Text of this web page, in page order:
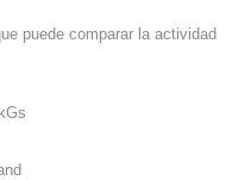
puede comparar la actividad